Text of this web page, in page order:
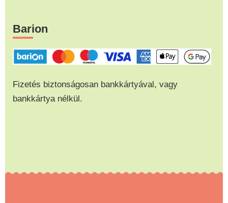
Barion
Fizetés biztonságosan bankkártyával, vagy
bankkártya nélkül.